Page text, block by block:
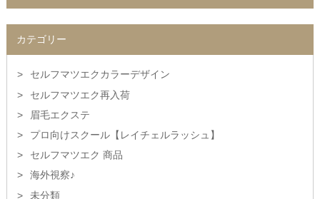
カテゴリー
セルフマツエクカラーデザイン
セルフマツエク再入荷
眉毛エクステ
プロ向けスクール【レイチェルラッシュ】
セルフマツエク 商品
海外視察♪
未分類